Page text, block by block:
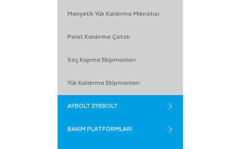
Manyetik Yük Kaldırma Mıknatısı
Palet Kaldırma Çatalı
Saç Kapma Ekipmanları
Yük Kaldırma Ekipmanları
AYBOLT EYEBOLT
BAKIM PLATFORMLARI